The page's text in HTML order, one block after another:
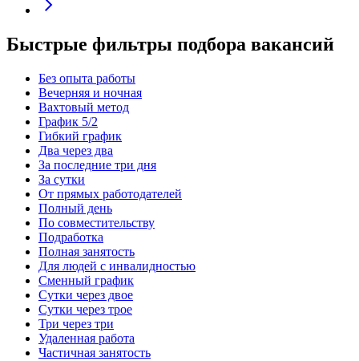
Быстрые фильтры подбора вакансий
Без опыта работы
Вечерняя и ночная
Вахтовый метод
График 5/2
Гибкий график
Два через два
За последние три дня
За сутки
От прямых работодателей
Полный день
По совместительству
Подработка
Полная занятость
Для людей с инвалидностью
Сменный график
Сутки через двое
Сутки через трое
Три через три
Удаленная работа
Частичная занятость